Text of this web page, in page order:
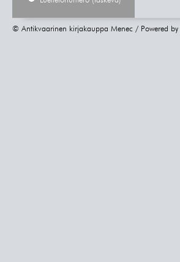
© Antikvaarinen kirjakauppa Menec / Powered by